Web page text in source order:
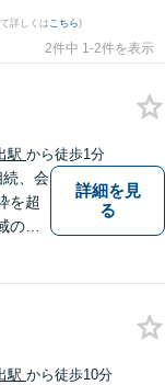
詳しくは こちら)
2件中 1-2件を表示
駅 から徒歩1分
続、会
を超
か
し
】
に対
詳細を見
る
駅 から徒歩10分